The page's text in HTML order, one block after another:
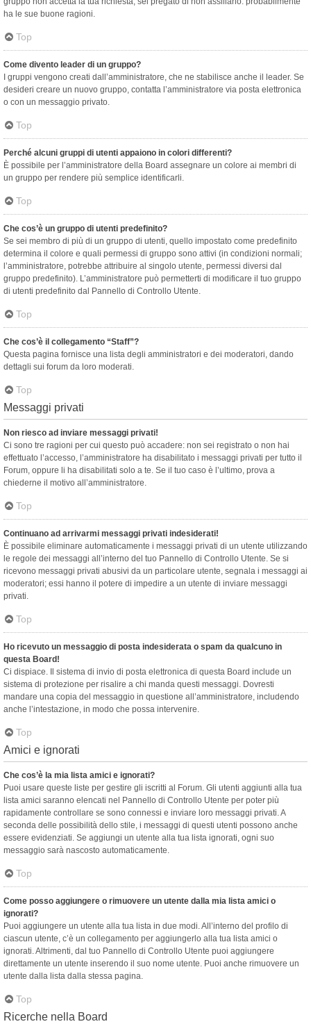
ha le sue buone ragioni.
Top
Come divento leader di un gruppo?
I gruppi vengono creati dall’amministratore, che ne stabilisce anche il leader. Se
desideri creare un nuovo gruppo, contatta l’amministratore via posta elettronica
o con un messaggio privato.
Top
Perché alcuni gruppi di utenti appaiono in colori differenti?
È possibile per l’amministratore della Board assegnare un colore ai membri di
un gruppo per rendere più semplice identificarli.
Top
Che cos’è un gruppo di utenti predefinito?
Se sei membro di più di un gruppo di utenti, quello impostato come predefinito
determina il colore e quali permessi di gruppo sono attivi (in condizioni normali;
l’amministratore, potrebbe attribuire al singolo utente, permessi diversi dal
gruppo predefinito). L’amministratore può permetterti di modificare il tuo gruppo
di utenti predefinito dal Pannello di Controllo Utente.
Top
Che cos’è il collegamento “Staff”?
Questa pagina fornisce una lista degli amministratori e dei moderatori, dando
dettagli sui forum da loro moderati.
Top
Messaggi privati
Non riesco ad inviare messaggi privati!
Ci sono tre ragioni per cui questo può accadere: non sei registrato o non hai
effettuato l’accesso, l’amministratore ha disabilitato i messaggi privati per tutto il
Forum, oppure li ha disabilitati solo a te. Se il tuo caso è l’ultimo, prova a
chiederne il motivo all’amministratore.
Top
Continuano ad arrivarmi messaggi privati indesiderati!
È possibile eliminare automaticamente i messaggi privati ​​di un utente utilizzando
le regole dei messaggi all’interno del tuo Pannello di Controllo Utente. Se si
ricevono messaggi privati ​​abusivi da un particolare utente, segnala i messaggi ai
moderatori; essi hanno il potere di impedire a un utente di inviare messaggi
privati​​.
Top
Ho ricevuto un messaggio di posta indesiderata o spam da qualcuno in
questa Board!
Ci dispiace. Il sistema di invio di posta elettronica di questa Board include un
sistema di protezione per risalire a chi manda questi messaggi. Dovresti
mandare una copia del messaggio in questione all’amministratore, includendo
anche l’intestazione, in modo che possa intervenire.
Top
Amici e ignorati
Che cos’è la mia lista amici e ignorati?
Puoi usare queste liste per gestire gli iscritti al Forum. Gli utenti aggiunti alla tua
lista amici saranno elencati nel Pannello di Controllo Utente per poter più
rapidamente controllare se sono connessi e inviare loro messaggi privati. A
seconda delle possibilità dello stile, i messaggi di questi utenti possono anche
essere evidenziati. Se aggiungi un utente alla tua lista ignorati, ogni suo
messaggio sarà nascosto automaticamente.
Top
Come posso aggiungere o rimuovere un utente dalla mia lista amici o
ignorati?
Puoi aggiungere un utente alla tua lista in due modi. All’interno del profilo di
ciascun utente, c’è un collegamento per aggiungerlo alla tua lista amici o
ignorati. Altrimenti, dal tuo Pannello di Controllo Utente puoi aggiungere
direttamente un utente inserendo il suo nome utente. Puoi anche rimuovere un
utente dalla lista dalla stessa pagina.
Top
Ricerche nella Board